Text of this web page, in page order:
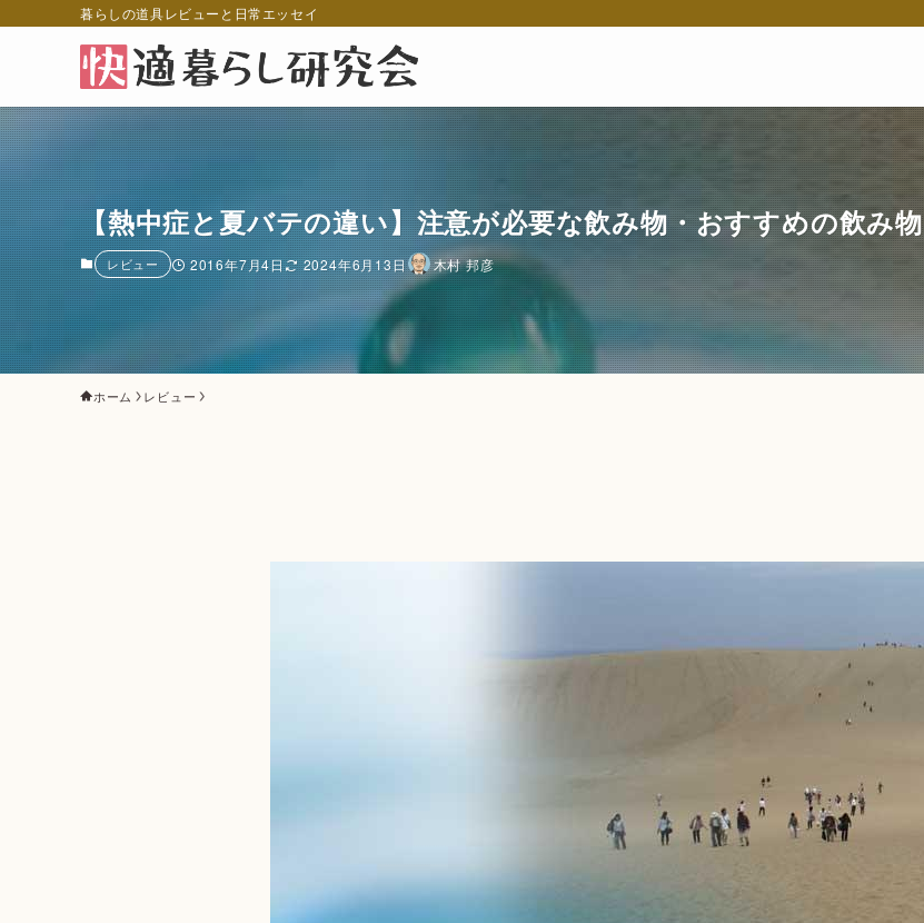
暮らしの道具レビューと日常エッセイ
【熱中症と夏バテの違い】注意が必要な飲み物・おすすめの飲み物
レビュー 2016年7月4日 2024年6月13日 木村 邦彦
ホーム レビュー